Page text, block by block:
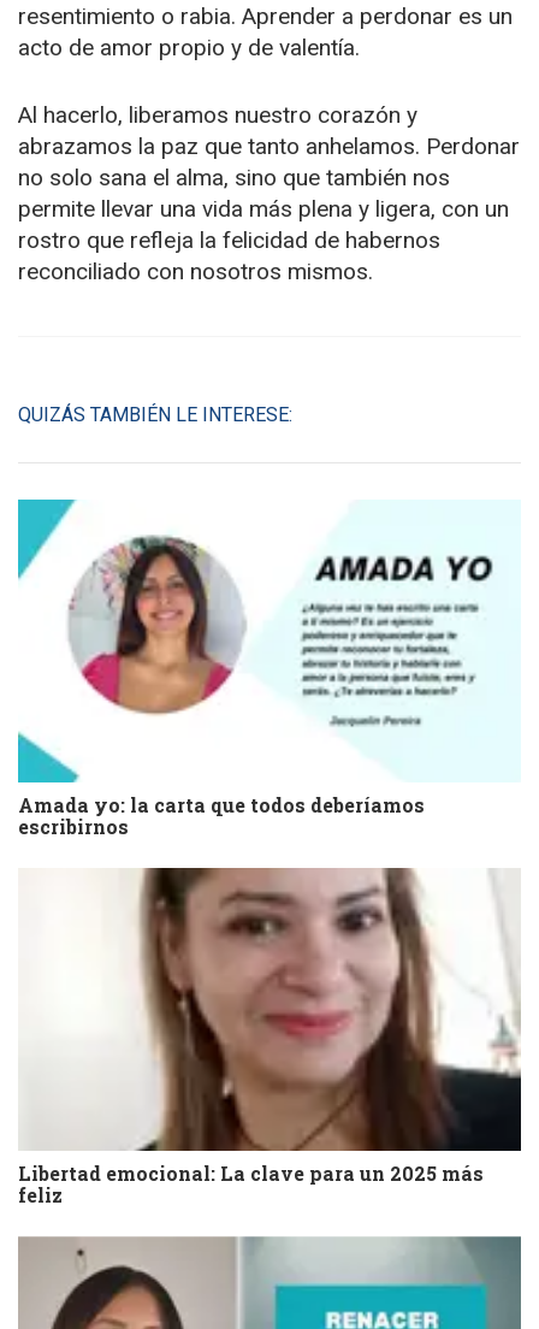
resentimiento o rabia. Aprender a perdonar es un
acto de amor propio y de valentía.
Al hacerlo, liberamos nuestro corazón y
abrazamos la paz que tanto anhelamos. Perdonar
no solo sana el alma, sino que también nos
permite llevar una vida más plena y ligera, con un
rostro que refleja la felicidad de habernos
reconciliado con nosotros mismos.
QUIZÁS TAMBIÉN LE INTERESE:
Amada yo: la carta que todos deberíamos
escribirnos
Libertad emocional: La clave para un 2025 más
feliz